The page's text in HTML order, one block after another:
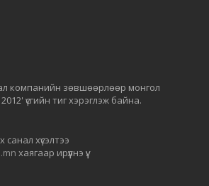
компанийн зөвшөөрлөөр монгол
үсгийн тиг хэрэглэж байна.
хүсэлтээ
хаягаар ирүүлнэ үү.